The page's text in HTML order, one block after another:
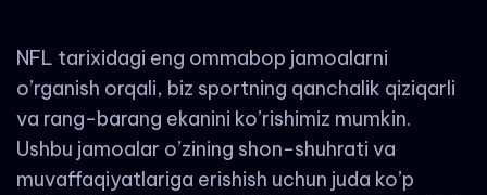
NFL tarixidagi eng ommabop jamoalarni
o’rganish orqali, biz sportning qanchalik qiziqarli
va rang-barang ekanini ko’rishimiz mumkin.
Ushbu jamoalar o’zining shon-shuhrati va
muvaffaqiyatlariga erishish uchun juda ko’p